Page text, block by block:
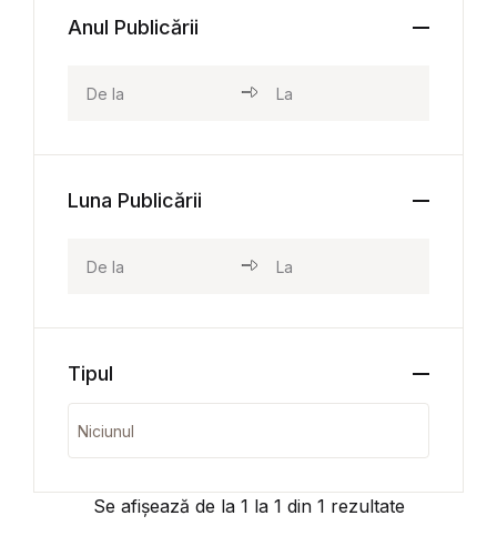
Se afișează de la 1 la 1 din 1 rezultate
Anul Publicării
Luna Publicării
Tipul